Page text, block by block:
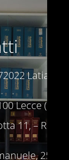
Latiano
Lecce (LE)
11, – Roma
250 –